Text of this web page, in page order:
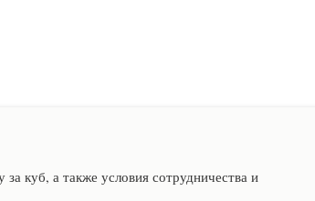
куб, а также условия сотрудничества и